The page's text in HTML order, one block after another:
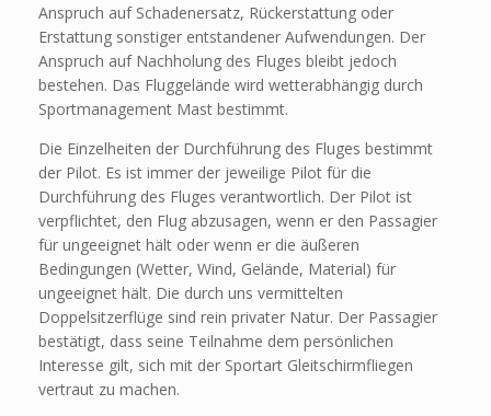
Anspruch auf Schadenersatz, Rückerstattung oder
Erstattung sonstiger entstandener Aufwendungen. Der
Anspruch auf Nachholung des Fluges bleibt jedoch
bestehen. Das Fluggelände wird wetterabhängig durch
Sportmanagement Mast bestimmt.
Die Einzelheiten der Durchführung des Fluges bestimmt
der Pilot. Es ist immer der jeweilige Pilot für die
Durchführung des Fluges verantwortlich. Der Pilot ist
verpflichtet, den Flug abzusagen, wenn er den Passagier
für ungeeignet hält oder wenn er die äußeren
Bedingungen (Wetter, Wind, Gelände, Material) für
ungeeignet hält. Die durch uns vermittelten
Doppelsitzerflüge sind rein privater Natur. Der Passagier
bestätigt, dass seine Teilnahme dem persönlichen
Interesse gilt, sich mit der Sportart Gleitschirmfliegen
vertraut zu machen.